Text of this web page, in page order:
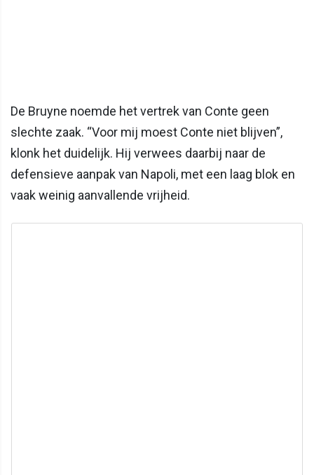
De Bruyne noemde het vertrek van Conte geen
slechte zaak. “Voor mij moest Conte niet blijven”,
klonk het duidelijk. Hij verwees daarbij naar de
defensieve aanpak van Napoli, met een laag blok en
vaak weinig aanvallende vrijheid.